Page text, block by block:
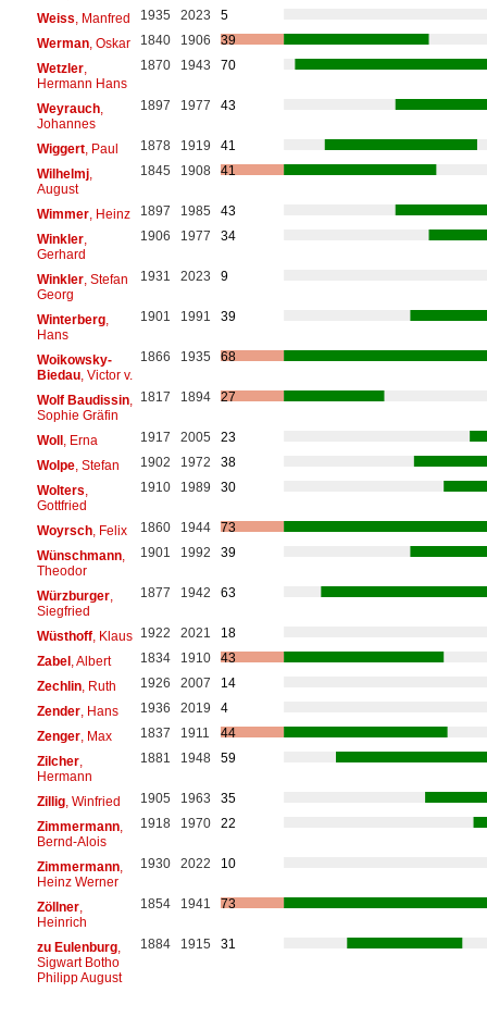
Weiss, Manfred 1935 2023
5
Werman, Oskar 1840 1906
39
Wetzler,
Hermann Hans
1870 1943 70
Weyrauch,
Johannes
1897 1977 43
Wiggert, Paul 1878 1919
41
Wilhelmj,
August
1845 1908 41
Wimmer, Heinz 1897 1985
43
Winkler,
Gerhard
1906 1977 34
Winkler, Stefan
Georg
1931 2023 9
Winterberg,
Hans
1901 1991 39
Woikowsky-
Biedau, Victor v.
1866 1935 68
Wolf Baudissin,
Sophie Gräfin
1817 1894 27
Woll , Erna 1917 2005
23
Wolpe, Stefan 1902 1972
38
Wolters,
Gottfried
1910 1989 30
Woyrsch, Felix 1860 1944
73
Wünschmann,
Theodor
1901 1992 39
Würzburger,
Siegfried
1877 1942 63
Wüsthoff, Klaus 1922 2021
18
Zabel , Albert 1834 1910
43
Zechlin, Ruth 1926 2007
14
Zender, Hans 1936 2019
4
Zenger, Max 1837 1911
44
Zilcher,
Hermann
1881 1948 59
Zillig, Winfried 1905 1963
35
Zimmermann,
Bernd-Alois
1918 1970 22
Zimmermann,
Heinz Werner
1930 2022 10
Zöllner,
Heinrich
1854 1941 73
zu Eulenburg,
Sigwart Botho
Philipp August
1884 1915 31